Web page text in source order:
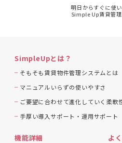
明日からすぐに使
Simple Up賃貸管
SimpleUpとは？
そもそも賃貸物件管理システムとは
マニュアルいらずの使いやすさ
ご要望に合わせて進化していく柔軟
手厚い導入サポート・運用サポート
機能詳細
よ